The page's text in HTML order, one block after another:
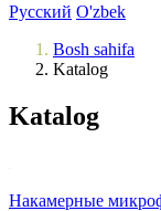
Русский O'zbek
Bosh sahifa
Katalog
Katalog
Накамерные